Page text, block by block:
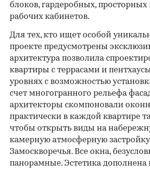
блоков, гардеробных,
рабочих кабинетов.
Для тех, кто ищет особой
проекте предусмотрены
архитектура позволила
квартиры с террасами и
уровнях с возможностью
счет многогранного рельефа
архитекторы скомпоновали
практически в каждой квартире
чтобы открыть виды на
камерную атмосферную застройку
Замоскворечья. Все окна,
панорамные. Эстетика